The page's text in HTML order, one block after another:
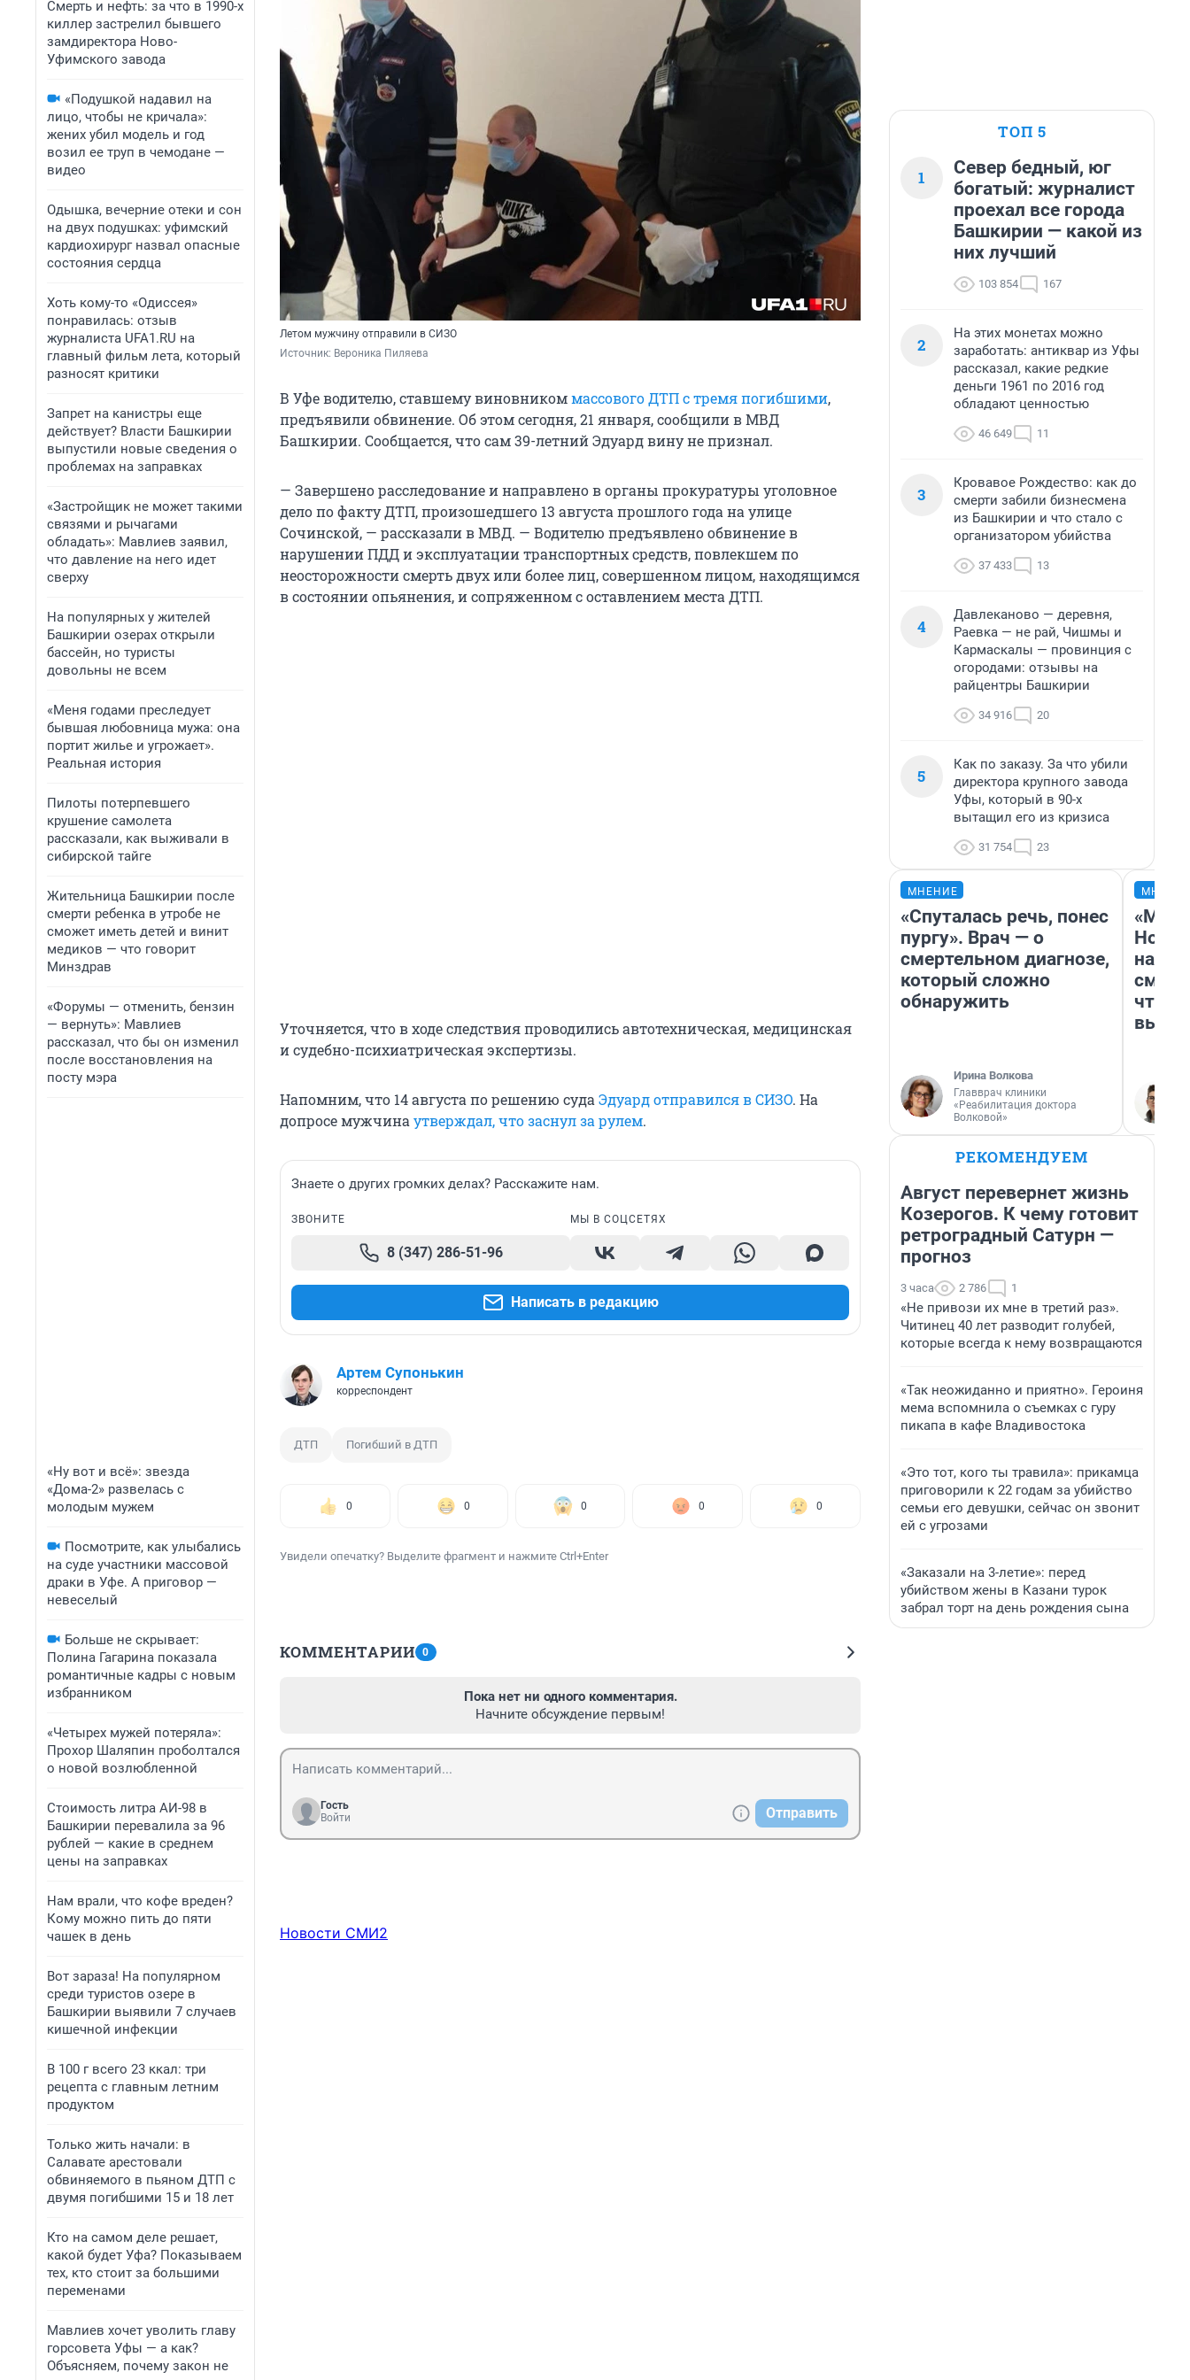
Смерть и нефть: за что в 1990-х
киллер застрелил бывшего
замдиректора Ново-
Уфимского завода
«Подушкой надавил на
лицо, чтобы не кричала»:
жених убил модель и год
возил ее труп в чемодане —
видео
Одышка, вечерние отеки и сон
на двух подушках: уфимский
кардиохирург назвал опасные
состояния сердца
Хоть кому-то «Одиссея»
понравилась: отзыв
журналиста UFA1.RU на
главный фильм лета, который
разносят критики
Запрет на канистры еще
действует? Власти Башкирии
выпустили новые сведения о
проблемах на заправках
«Застройщик не может такими
связями и рычагами
обладать»: Мавлиев заявил,
что давление на него идет
сверху
На популярных у жителей
Башкирии озерах открыли
бассейн, но туристы
довольны не всем
«Меня годами преследует
бывшая любовница мужа: она
портит жилье и угрожает».
Реальная история
Пилоты потерпевшего
крушение самолета
рассказали, как выживали в
сибирской тайге
Жительница Башкирии после
смерти ребенка в утробе не
сможет иметь детей и винит
медиков — что говорит
Минздрав
«Форумы — отменить, бензин
— вернуть»: Мавлиев
рассказал, что бы он изменил
после восстановления на
посту мэра
«Ну вот и всё»: звезда
«Дома-2» развелась с
молодым мужем
Посмотрите, как улыбались
на суде участники массовой
драки в Уфе. А приговор —
невеселый
Больше не скрывает:
Полина Гагарина показала
романтичные кадры с новым
избранником
«Четырех мужей потеряла»:
Прохор Шаляпин проболтался
о новой возлюбленной
Стоимость литра АИ-98 в
Башкирии перевалила за 96
рублей — какие в среднем
цены на заправках
Нам врали, что кофе вреден?
Кому можно пить до пяти
чашек в день
Вот зараза! На популярном
среди туристов озере в
Башкирии выявили 7 случаев
кишечной инфекции
В 100 г всего 23 ккал: три
рецепта с главным летним
продуктом
Только жить начали: в
Салавате арестовали
обвиняемого в пьяном ДТП с
двумя погибшими 15 и 18 лет
Кто на самом деле решает,
какой будет Уфа? Показываем
тех, кто стоит за большими
переменами
Мавлиев хочет уволить главу
горсовета Уфы — а как?
Объясняем, почему закон не
Летом мужчину отправили в СИЗО
Источник: Вероника Пиляева
В Уфе водителю, ставшему виновникоммассового ДТП с тремя погибшими,
предъявили обвинение. Об этом сегодня, 21 января, сообщили в МВД
Башкирии. Сообщается, что сам 39-летний Эдуард вину не признал.
— Завершено расследование и направлено в органы прокуратуры уголовное
дело по факту ДТП, произошедшего 13 августа прошлого года на улице
Сочинской, — рассказали в МВД. — Водителю предъявлено обвинение в
нарушении ПДД и эксплуатации транспортных средств, повлекшем по
неосторожности смерть двух или более лиц, совершенном лицом, находящимся
в состоянии опьянения, и сопряженном с оставлением места ДТП.
Уточняется, что в ходе следствия проводились автотехническая, медицинская
и судебно-психиатрическая экспертизы.
Напомним, что 14 августа по решению суда Эдуард отправился в СИЗО. На
допросе мужчина утверждал, что заснул за рулем.
Знаете о других громких делах? Расскажите нам.
ЗВОНИТЕ
8 (347) 286-51-96
МЫ В СОЦСЕТЯХ
Написать в редакцию
Артем Супонькин
корреспондент
ДТП Погибший в ДТП
0 0 0 0 0
Увидели опечатку? Выделите фрагмент и нажмите Ctrl+Enter
КОММЕНТАРИИ 0
Пока нет ни одного комментария.
Начните обсуждение первым!
Гость
Войти
Отправить
Новости СМИ2
ТОП 5
1
Север бедный, юг
богатый: журналист
проехал все города
Башкирии — какой из
них лучший
103 854 167
2
На этих монетах можно
заработать: антиквар из Уфы
рассказал, какие редкие
деньги 1961 по 2016 год
обладают ценностью
46 649 11
3
Кровавое Рождество: как до
смерти забили бизнесмена
из Башкирии и что стало с
организатором убийства
37 433 13
4
Давлеканово — деревня,
Раевка — не рай, Чишмы и
Кармаскалы — провинция с
огородами: отзывы на
райцентры Башкирии
34 916 20
5
Как по заказу. За что убили
директора крупного завода
Уфы, который в 90-х
вытащил его из кризиса
31 754 23
МНЕНИЕ
«Спуталась речь, понес
пургу». Врач — о
смертельном диагнозе,
который сложно
обнаружить
Ирина Волкова
Главврач клиники
«Реабилитация доктора
Волковой»
«Мы
РЕКОМЕНДУЕМ
Август перевернет жизнь
Козерогов. К чему готовит
ретроградный Сатурн —
прогноз
3 часа 2 786 1
«Не привози их мне в третий раз».
Читинец 40 лет разводит голубей,
которые всегда к нему возвращаются
«Так неожиданно и приятно». Героиня
мема вспомнила о съемках с гуру
пикапа в кафе Владивостока
«Это тот, кого ты травила»: прикамца
приговорили к 22 годам за убийство
семьи его девушки, сейчас он звонит
ей с угрозами
«Заказали на 3-летие»: перед
убийством жены в Казани турок
забрал торт на день рождения сына